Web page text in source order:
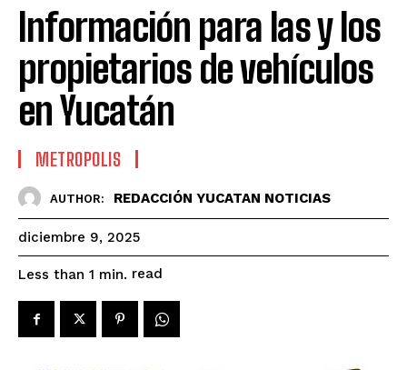
Información para las y los
propietarios de vehículos
en Yucatán
METROPOLIS
AUTHOR: REDACCIÓN YUCATAN NOTICIAS
diciembre 9, 2025
Less than 1 min. read